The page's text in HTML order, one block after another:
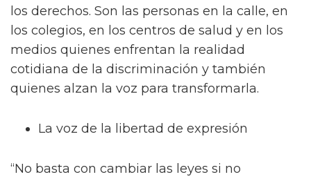
los derechos. Son las personas en la calle, en
los colegios, en los centros de salud y en los
medios quienes enfrentan la realidad
cotidiana de la discriminación y también
quienes alzan la voz para transformarla.
La voz de la libertad de expresión
“No basta con cambiar las leyes si no